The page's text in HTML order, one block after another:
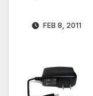
FEB 8, 2011